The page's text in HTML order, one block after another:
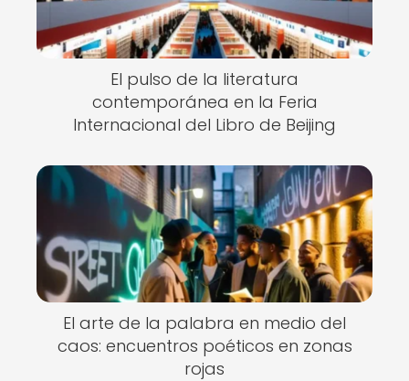
El pulso de la literatura
contemporánea en la Feria
Internacional del Libro de Beijing
El arte de la palabra en medio del
caos: encuentros poéticos en zonas
rojas